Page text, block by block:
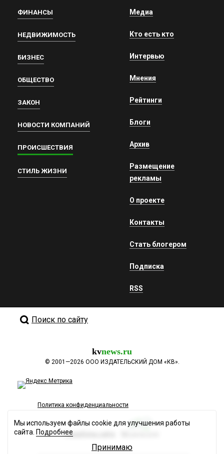
ФИНАНСЫ
НЕДВИЖИМОСТЬ
БИЗНЕС
ОБЩЕСТВО
ЗАКОН
НОВОСТИ КОМПАНИЙ
ПРОИСШЕСТВИЯ
СТИЛЬ ЖИЗНИ
Медиа
Кто есть кто
Интервью
Мнения
Рейтинги
Блоги
Архив
Размещение
рекламы
О проекте
Контакты
Стать блогером
Подписка
RSS
Поиск по сайту
kvnews.ru
© 2001—2026 ООО ИЗДАТЕЛЬСКИЙ ДОМ «КВ».
Политика конфиденциальности
Разработка сайта
Мы используем файлы cookie для улучшения работы
сайта. Подробнее
Принимаю